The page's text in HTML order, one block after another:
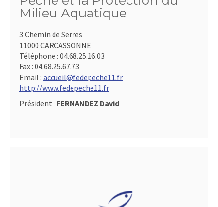
Milieu Aquatique
3 Chemin de Serres
11000 CARCASSONNE
Téléphone : 04.68.25.16.03
Fax : 04.68.25.67.73
Email : accueil@fedepeche11.fr
http://www.fedepeche11.fr
Président : FERNANDEZ David